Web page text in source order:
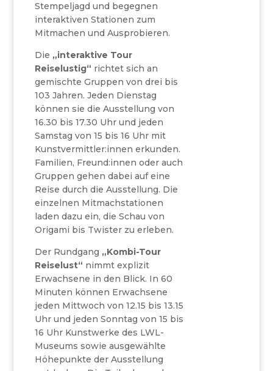
Stempeljagd und begegnen
interaktiven Stationen zum
Mitmachen und Ausprobieren.
Die „interaktive Tour
Reiselustig“ richtet sich an
gemischte Gruppen von drei bis
103 Jahren. Jeden Dienstag
können sie die Ausstellung von
16.30 bis 17.30 Uhr und jeden
Samstag von 15 bis 16 Uhr mit
Kunstvermittler:innen erkunden.
Familien, Freund:innen oder auch
Gruppen gehen dabei auf eine
Reise durch die Ausstellung. Die
einzelnen Mitmachstationen
laden dazu ein, die Schau von
Origami bis Twister zu erleben.
Der Rundgang „Kombi-Tour
Reiselust“ nimmt explizit
Erwachsene in den Blick. In 60
Minuten können Erwachsene
jeden Mittwoch von 12.15 bis 13.15
Uhr und jeden Sonntag von 15 bis
16 Uhr Kunstwerke des LWL-
Museums sowie ausgewählte
Höhepunkte der Ausstellung